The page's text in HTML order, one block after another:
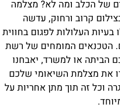
של הכלב ומה לא? מצלמה
קרוב ורחוק, עדשה
בעיות העלולות לפגום בחווית
הטכנאים המומחים של רשת
הביתה או למשרד, יאבחנו
את מצלמת השיאומי שלכם
וכל זה תוך מתן אחריות על